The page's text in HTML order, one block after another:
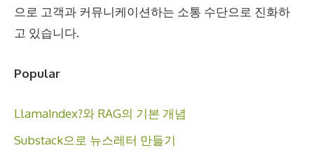
으로 고객과 커뮤니케이션하는 소통 수단으로 진화하
고 있습니다.
Popular
LlamaIndex?와 RAG의 기본 개념
Substack으로 뉴스레터 만들기